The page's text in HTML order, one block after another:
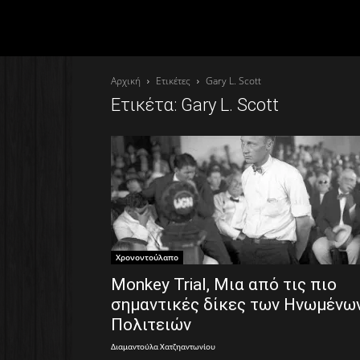
Αρχική Ετικέτες Gary L. Scott
Ετικέτα: Gary L. Scott
Χρονοντούλαπο
Monkey Trial, Μια από τις πιο
σημαντικές δίκες των
Πολιτειών
Διαμαντούλα Χατζηαντωνίου